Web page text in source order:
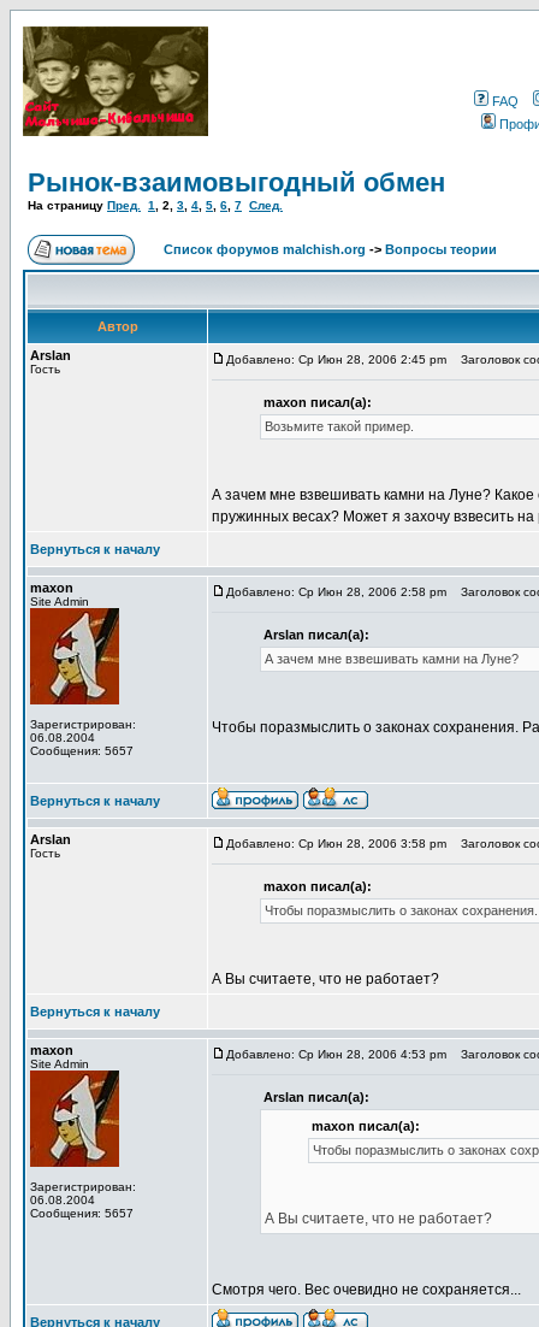
FAQ
Рынок-взаимовыгодный обмен
На страницу Пред. 1 2 3 4 5 6 7 След.
Список форумов malchish.org -> Вопросы теории
Автор
Arslan
Гость
Добавлено: Ср Июн 28, 2006 2:45 pm Заголовок
maxon писал(а):
Возьмите такой пример.
А зачем мне взвешивать камни на Луне?
пружинных весах? Может я захочу взвесить
Вернуться к началу
maxon
Site Admin
Зарегистрирован:
06.08.2004
Сообщения: 5657
Добавлено: Ср Июн 28, 2006 2:58 pm Заголовок
Arslan писал(а):
А зачем мне взвешивать камни на Луне?
Чтобы поразмыслить о законах сохранения.
Вернуться к началу
Arslan
Гость
Добавлено: Ср Июн 28, 2006 3:58 pm Заголовок
maxon писал(а):
Чтобы поразмыслить о законах
А Вы считаете, что не работает?
Вернуться к началу
maxon
Site Admin
Зарегистрирован:
06.08.2004
Сообщения: 5657
Добавлено: Ср Июн 28, 2006 4:53 pm Заголовок
Arslan писал(а):
maxon писал(а):
Чтобы поразмыслить о законах
А Вы считаете, что не работает?
Смотря чего. Вес очевидно не сохраняется...
Вернуться к началу